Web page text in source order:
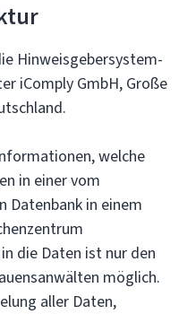
Hinweisgebersystem-
iComply GmbH, Große
welche
in einer vom
Datenbank in einem
die Daten ist nur den
möglich.
aller Daten,